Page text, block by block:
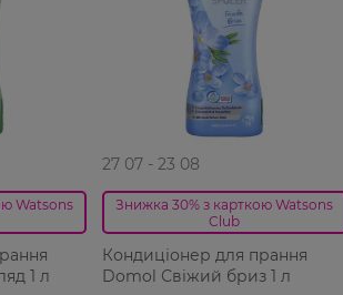
Watsons
1 л
27 07 - 23 08
Знижка 30% з карткою Watsons
Club
Кондиціонер для прання
Domol Свіжий бриз 1 л